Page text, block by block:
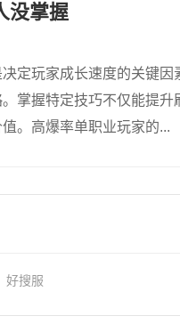
没掌握
定玩家成长速度的关键因
掌握特定技巧不仅能提升
。高爆率单职业玩家的...
好搜服